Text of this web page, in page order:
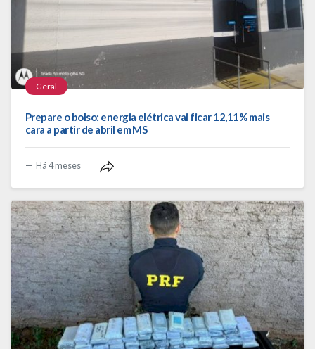
Geral
Prepare o bolso: energia elétrica vai ficar 12,11% mais
cara a partir de abril em MS
Há 4 meses